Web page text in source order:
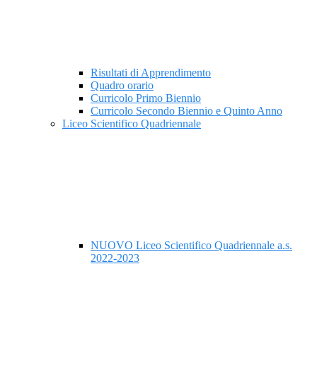
Risultati di Apprendimento
Quadro orario
Curricolo Primo Biennio
Curricolo Secondo Biennio e Quinto Anno
Liceo Scientifico Quadriennale
NUOVO Liceo Scientifico Quadriennale a.s.
2022-2023